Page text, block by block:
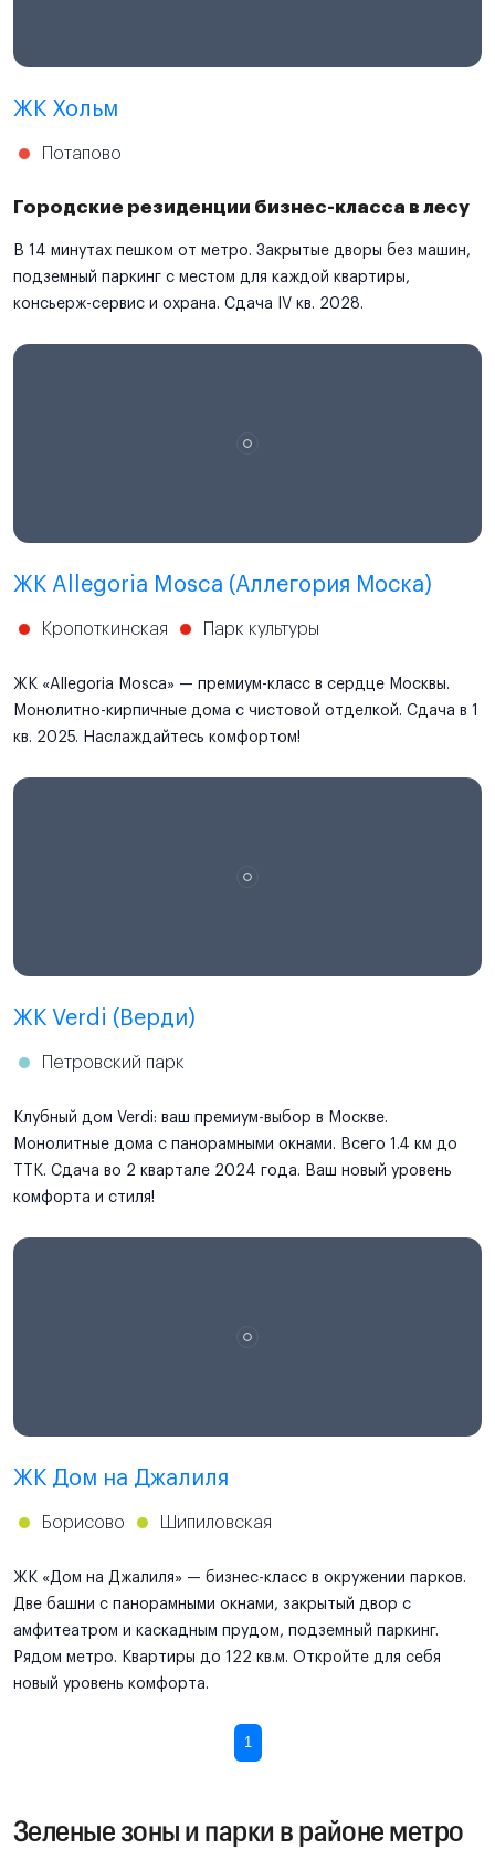
ЖК Хольм
Потапово
Городские резиденции бизнес-класса в лесу
В 14 минутах пешком от метро. Закрытые дворы без машин,
подземный паркинг с местом для каждой квартиры,
консьерж-сервис и охрана. Сдача IV кв. 2028.
ЖК Allegoria Mosca (Аллегория Моска)
Кропоткинская Парк культуры
ЖК «Allegoria Mosca» — премиум-класс в сердце Москвы.
Монолитно-кирпичные дома с чистовой отделкой. Сдача в 1
кв. 2025. Наслаждайтесь комфортом!
ЖК Verdi (Верди)
Петровский парк
Клубный дом Verdi: ваш премиум-выбор в Москве.
Монолитные дома с панорамными окнами. Всего 1.4 км до
ТТК. Сдача во 2 квартале 2024 года. Ваш новый уровень
комфорта и стиля!
ЖК Дом на Джалиля
Борисово Шипиловская
ЖК «Дом на Джалиля» — бизнес-класс в окружении парков.
Две башни с панорамными окнами, закрытый двор с
амфитеатром и каскадным прудом, подземный паркинг.
Рядом метро. Квартиры до 122 кв.м. Откройте для себя
новый уровень комфорта.
1
Зеленые зоны и парки в районе метро